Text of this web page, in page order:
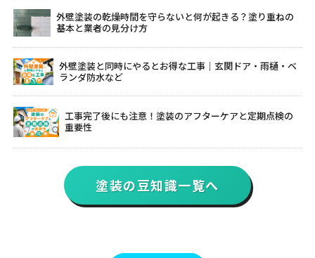
外壁塗装の乾燥時間を守らないと何が起きる？塗り重ねの
基本と業者の見分け方
外壁塗装と同時にやるとお得な工事｜玄関ドア・雨樋・ベ
ランダ防水など
工事完了後にも注意！塗装のアフターケアと定期点検の
重要性
塗装の豆知識一覧へ